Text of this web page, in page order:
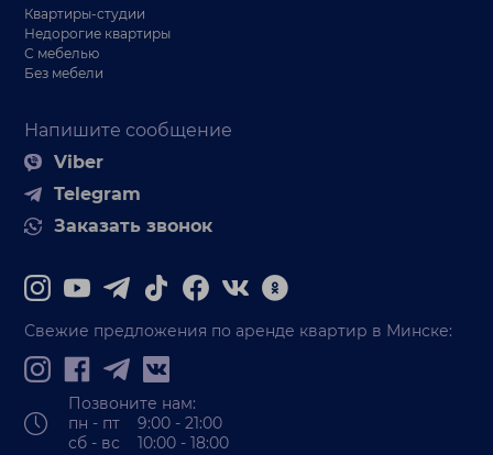
Напишите сообщение
Viber
Telegram
Заказать звонок
Квартиры-студии
Недорогие квартиры
С мебелью
Без мебели
Свежие предложения по аренде квартир в Минске:
Позвоните нам:
пн - пт 9:00 - 21:00
сб - вс 10:00 - 18:00